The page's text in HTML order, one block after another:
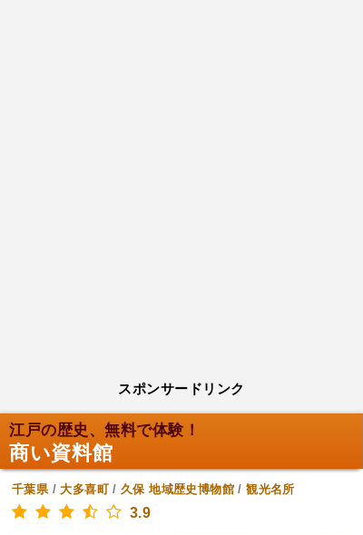
スポンサードリンク
江戸の歴史、無料で体験！
商い資料館
千葉県/大多喜町/久保 地域歴史博物館/観光名所
3.9